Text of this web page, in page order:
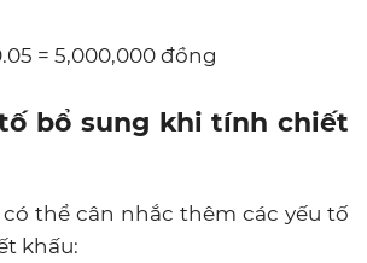
= 5,000,000 đồng
bổ sung khi tính chiết
thể cân nhắc thêm các yếu tố
khấu: